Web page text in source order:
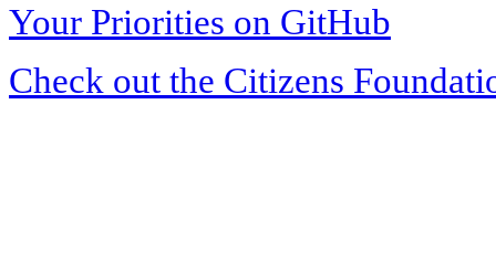
Your Priorities on GitHub
Check out the Citizens